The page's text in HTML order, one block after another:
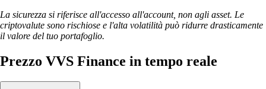
La sicurezza si riferisce all'accesso all'account, non agli asset. Le
criptovalute sono rischiose e l'alta volatilità può ridurre drasticamente
il valore del tuo portafoglio.
Prezzo VVS Finance in tempo reale